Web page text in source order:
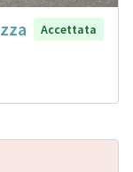
Accettata